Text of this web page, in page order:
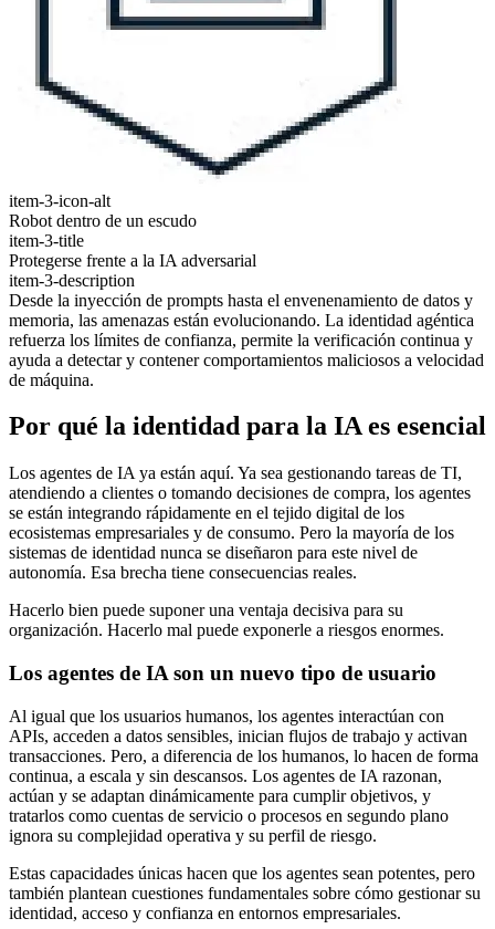
item-3-icon-alt
Robot dentro de un escudo
item-3-title
Protegerse frente a la IA adversarial
item-3-description
Desde la inyección de prompts hasta el envenenamiento de datos y
memoria, las amenazas están evolucionando. La identidad agéntica
refuerza los límites de confianza, permite la verificación continua y
ayuda a detectar y contener comportamientos maliciosos a velocidad
de máquina.
Por qué la identidad para la IA es esencial
Los agentes de IA ya están aquí. Ya sea gestionando tareas de TI,
atendiendo a clientes o tomando decisiones de compra, los agentes
se están integrando rápidamente en el tejido digital de los
ecosistemas empresariales y de consumo. Pero la mayoría de los
sistemas de identidad nunca se diseñaron para este nivel de
autonomía. Esa brecha tiene consecuencias reales.
Hacerlo bien puede suponer una ventaja decisiva para su
organización. Hacerlo mal puede exponerle a riesgos enormes.
Los agentes de IA son un nuevo tipo de usuario
Al igual que los usuarios humanos, los agentes interactúan con
APIs, acceden a datos sensibles, inician flujos de trabajo y activan
transacciones. Pero, a diferencia de los humanos, lo hacen de forma
continua, a escala y sin descansos. Los agentes de IA razonan,
actúan y se adaptan dinámicamente para cumplir objetivos, y
tratarlos como cuentas de servicio o procesos en segundo plano
ignora su complejidad operativa y su perfil de riesgo.
Estas capacidades únicas hacen que los agentes sean potentes, pero
también plantean cuestiones fundamentales sobre cómo gestionar su
identidad, acceso y confianza en entornos empresariales.